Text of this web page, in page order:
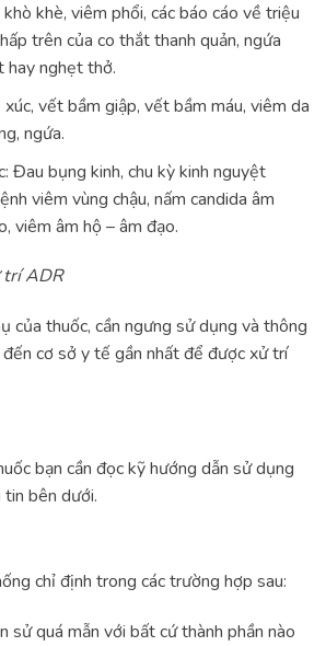
khè, viêm phổi, các báo cáo về triệu
trên của co thắt thanh quản, ngứa
hay nghẹt thở.
vết bầm giập, vết bầm máu, viêm da
ngứa.
Đau bụng kinh, chu kỳ kinh nguyệt
viêm vùng chậu, nấm candida âm
viêm âm hộ – âm đạo.
trí ADR
của thuốc, cần ngưng sử dụng và thông
cơ sở y tế gần nhất để được xử trí
bạn cần đọc kỹ hướng dẫn sử dụng
bên dưới.
chỉ định trong các trường hợp sau:
sử quá mẫn với bất cứ thành phần nào